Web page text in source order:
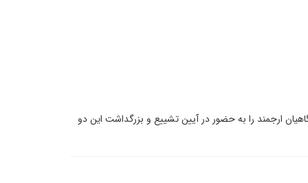
ارجمند را به حضور در آیین تشییع و بزرگداشت این دو